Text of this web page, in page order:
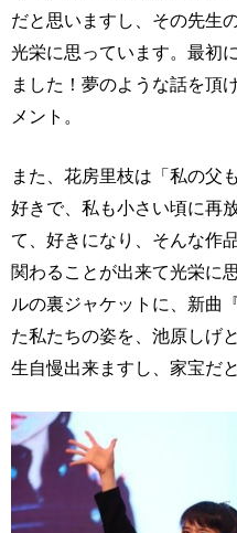
だと思いますし、その先生
光栄に思っています。最初
ました！夢のような話を頂
メント。
また、花房里枝は「私の父
好きで、私も小さい頃に再
て、好きになり、そんな作
関わることが出来て光栄に
ルの裏ジャケットに、新曲
た私たちの姿を、池原しげ
生自慢出来ますし、家宝だ